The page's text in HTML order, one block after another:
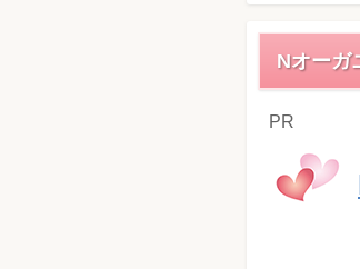
Nオーガ
PR